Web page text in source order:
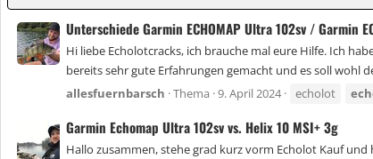
Unterschiede Garmin ECHOMAP Ultra 102sv / Garmin
Hi liebe Echolotcracks, ich brauche mal eure Hilfe. Ich
bereits sehr gute Erfahrungen gemacht und es soll wohl
allesfuernbarsch Thema 9. April 2024 echolot
Garmin Echomap Ultra 102sv vs. Helix 10 MSI+ 3g
Hallo zusammen, stehe grad kurz vorm Echolot Kauf